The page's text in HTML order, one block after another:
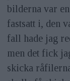
bilderna var
fastsatt i, den
fall hade jag
men det fick
skicka